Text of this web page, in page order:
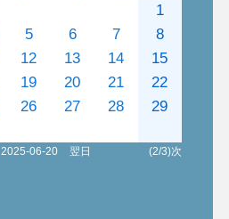
1
5 6 7
8
12 13 14
15
19 20 21
22
26 27 28
29
2025-06-20 翌日 (2/3)次